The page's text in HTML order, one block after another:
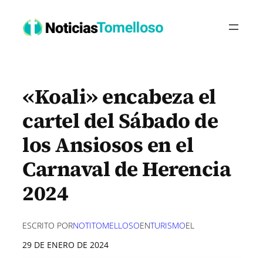
contenido
«Koali» encabeza el
cartel del Sábado de
los Ansiosos en el
Carnaval de Herencia
2024
ESCRITO PORNOTITOMELLOSOENTURISMOEL
29 DE ENERO DE 2024